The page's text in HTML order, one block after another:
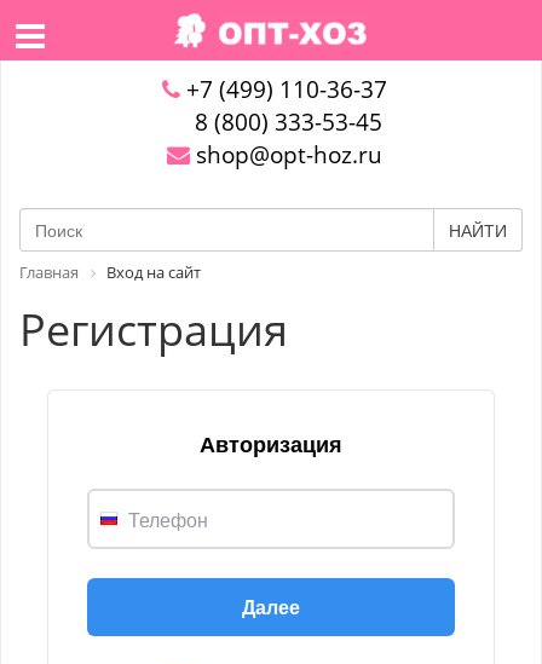
+7 (499) 110-36-37
8 (800) 333-53-45
shop@opt-hoz.ru
НАЙТИ
Главная Вход на сайт
Регистрация
Авторизация
Телефон
Далее